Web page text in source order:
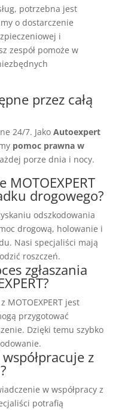
potrzebna jest
o dostarczenie
i
zespół pomoże w
przez całą
24/7. Jako Autoexpert
pomoc prawna w
porze dnia i nocy.
MOTOEXPERT
drogowego?
odszkodowania
drogową, holowanie i
Nasi specjaliści mają
roszczeń.
zgłaszania
MOTOEXPERT jest
przygotować
Dzięki temu szybko
współpracuje z
w współpracy z
potrafią